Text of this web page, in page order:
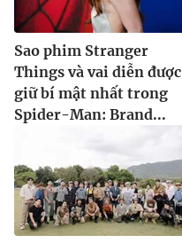
Sao phim Stranger
Things và vai diễn được
giữ bí mật nhất trong
Spider-Man: Brand...